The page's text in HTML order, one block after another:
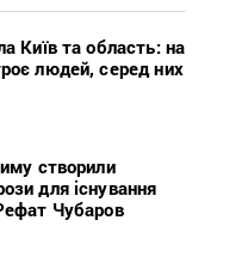
Київ та область: на
людей, серед них
створили
для існування
Чубаров